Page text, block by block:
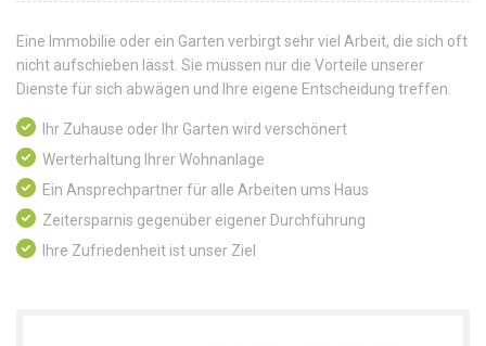
Eine Immobilie oder ein Garten verbirgt sehr viel Arbeit, die sich oft
nicht aufschieben lässt. Sie müssen nur die Vorteile unserer
Dienste für sich abwägen und Ihre eigene Entscheidung treffen.
Ihr Zuhause oder Ihr Garten wird verschönert
Werterhaltung Ihrer Wohnanlage
Ein Ansprechpartner für alle Arbeiten ums Haus
Zeitersparnis gegenüber eigener Durchführung
Ihre Zufriedenheit ist unser Ziel